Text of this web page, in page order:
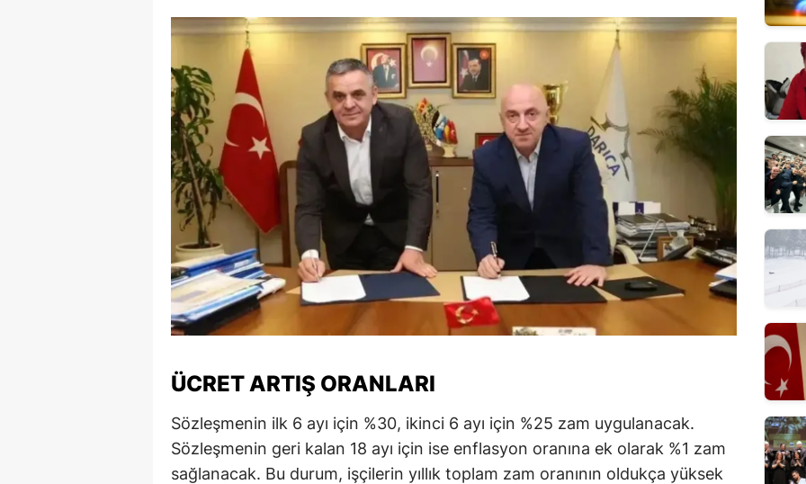
ÜCRET ARTIŞ ORANLARI
Sözleşmenin ilk 6 ayı için %30, ikinci 6 ayı için %25 zam uygulanacak.
Sözleşmenin geri kalan 18 ayı için ise enflasyon oranına ek olarak %1 zam
sağlanacak. Bu durum, işçilerin yıllık toplam zam oranının oldukça yüksek